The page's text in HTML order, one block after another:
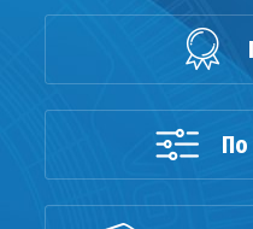
По